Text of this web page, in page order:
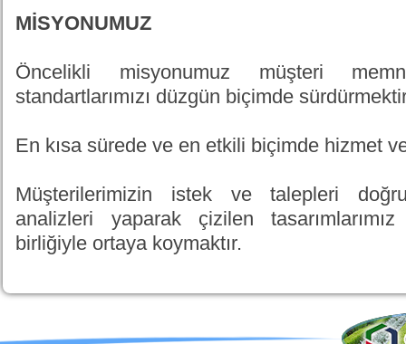
MİSYONUMUZ
Öncelikli misyonumuz müşteri
standartlarımızı düzgün biçimde
En kısa sürede ve en etkili biçimde hizmet
Müşterilerimizin istek ve talepleri
analizleri yaparak çizilen
birliğiyle ortaya koymaktır.